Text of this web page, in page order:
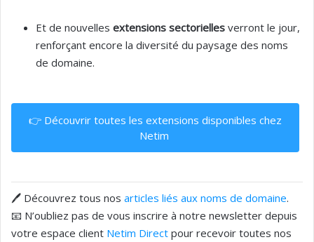
Et de nouvelles extensions sectorielles verront le jour,
renforçant encore la diversité du paysage des noms
de domaine.
👉 Découvrir toutes les extensions disponibles chez
Netim
🖊️ Découvrez tous nos articles liés aux noms de domaine.
📧 N’oubliez pas de vous inscrire à notre newsletter depuis
votre espace client Netim Direct pour recevoir toutes nos